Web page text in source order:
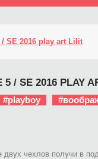
SE 2016 play art Lilit
/ SE 2016 PLAY
#playboy
двух чехлов получи в